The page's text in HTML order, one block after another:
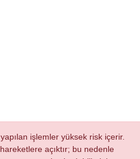
işlemler yüksek risk içerir.
açıktır; bu nedenle